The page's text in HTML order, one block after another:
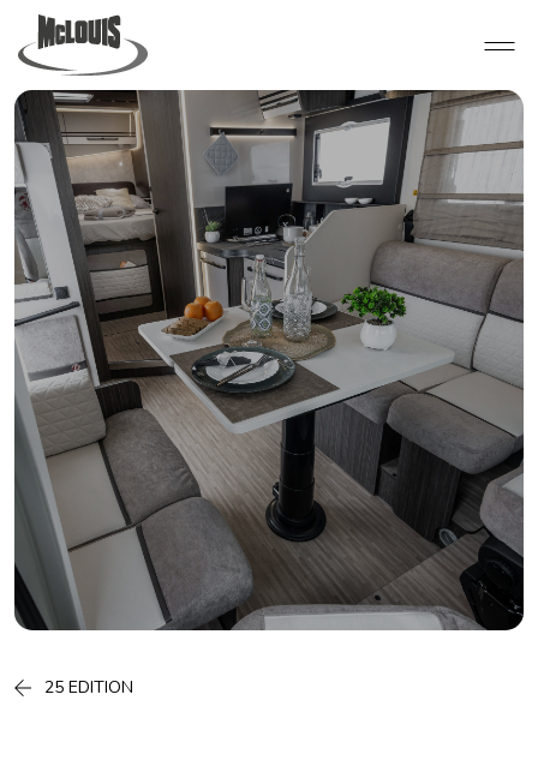
25 EDITION